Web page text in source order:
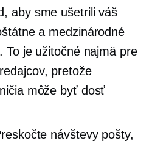
aby sme ušetrili váš
a medzinárodné
To je užitočné najmä pre
pretože
môže byť dosť
návštevy pošty,